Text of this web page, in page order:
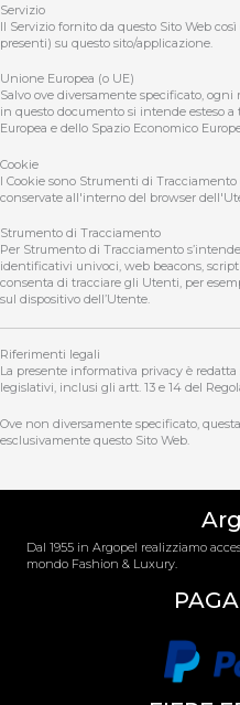
Servizio
Il Servizio fornito da questo Sito Web
presenti) su questo sito/applicazione.
Unione Europea (o UE)
Salvo ove diversamente specificato,
in questo documento si intende esteso
Europea e dello Spazio Economico
Cookie
I Cookie sono Strumenti di
conservate all'interno del browser
Strumento di Tracciamento
Per Strumento di Tracciamento
identificativi univoci, web beacons,
consenta di tracciare gli Utenti, per
sul dispositivo dell’Utente.
Riferimenti legali
La presente informativa privacy è
legislativi, inclusi gli artt. 13 e 14 del
Ove non diversamente specificato,
esclusivamente questo Sito Web.
Dal 1955 in Argopel realizziamo
mondo Fashion & Luxury.